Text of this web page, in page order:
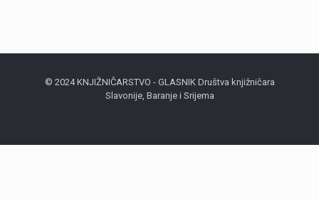
© 2024 KNJIŽNIČARSTVO - GLASNIK Društva knjižničara
Slavonije, Baranje i Srijema